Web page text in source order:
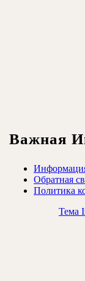
Важная
Обратная
Политика
Тема